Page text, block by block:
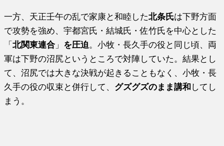
一方、天正壬午の乱で家康と和睦した北条氏は下野方面
で攻勢を強め、宇都宮氏・結城氏・佐竹氏を中心とした
「北関東連合 」 を圧迫 。小牧・長久手の役と同じ頃、両
軍は下野の沼尻というところで対陣していた。結果とし
て、沼尻では大きな決戦が起きることもなく、小牧・長
久手の役の収束と併行して、 グズグズのまま講和 してし
まう。